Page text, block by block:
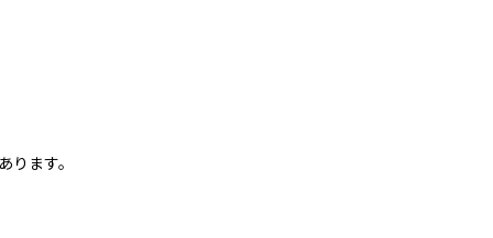
ます。